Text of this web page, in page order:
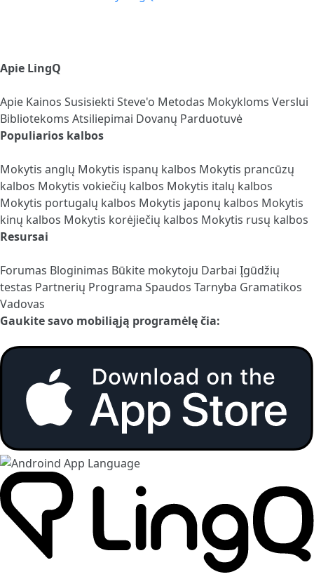
Apie LingQ
Apie Kainos Susisiekti Steve'o Metodas Mokykloms Verslui
Bibliotekoms Atsiliepimai Dovanų Parduotuvė
Populiarios kalbos
Mokytis anglų Mokytis ispanų kalbos Mokytis prancūzų
kalbos Mokytis vokiečių kalbos Mokytis italų kalbos
Mokytis portugalų kalbos Mokytis japonų kalbos Mokytis
kinų kalbos Mokytis korėjiečių kalbos Mokytis rusų kalbos
Resursai
Forumas Bloginimas Būkite mokytoju Darbai Įgūdžių
testas Partnerių Programa Spaudos Tarnyba Gramatikos
Vadovas
Gaukite savo mobiliąją programėlę čia: